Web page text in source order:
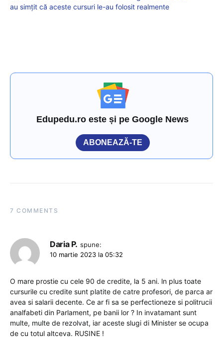
au simțit că aceste cursuri le-au folosit realmente
Edupedu.ro este și pe Google News
ABONEAZĂ-TE
7 COMMENTS
Daria P. spune:
10 martie 2023 la 05:32
O mare prostie cu cele 90 de credite, la 5 ani. ln plus toate
cursurile cu credite sunt platite de catre profesori, de parca ar
avea si salarii decente. Ce ar fi sa se perfectioneze si politrucii
analfabeti din Parlament, pe banii lor ? In invatamant sunt
multe, multe de rezolvat, iar aceste slugi di Minister se ocupa
de cu totul altceva. RUSINE !